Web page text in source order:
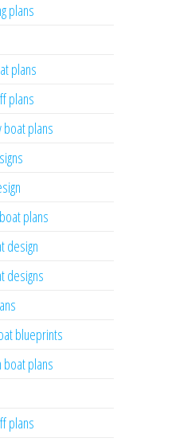
plans
plans
plans
plans
plans
design
designs
blueprints
boat plans
plans